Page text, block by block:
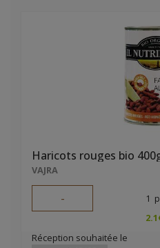
Haricots rouges bio
VAJRA
- 1
2.1
Réception souhaitée le